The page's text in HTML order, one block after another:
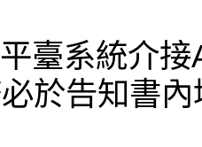
臺系統介
於告知書